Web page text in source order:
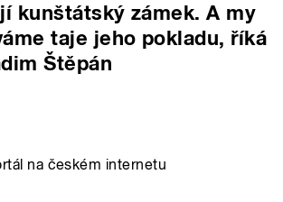
kunštátský zámek. A my
taje jeho pokladu, říká
Štěpán
na českém internetu